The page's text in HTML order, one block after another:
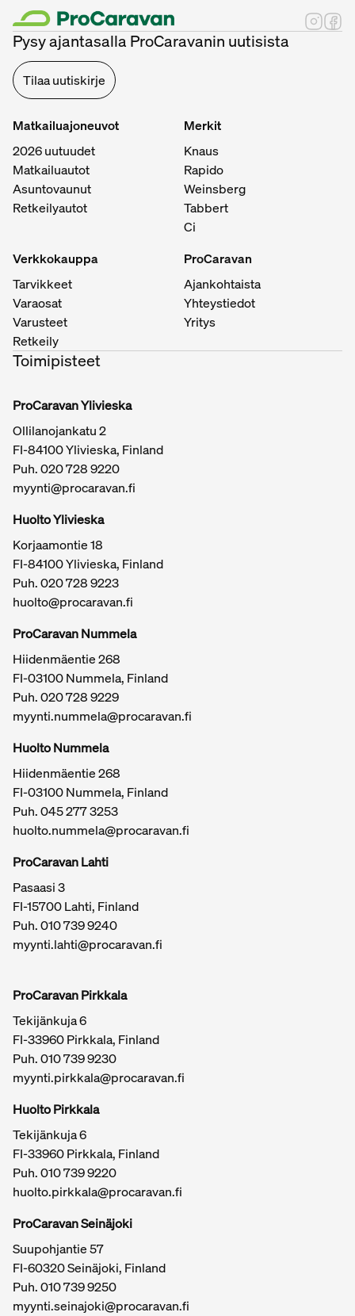
Tärkeitä linkkejä / sivukartta
Pysy ajantasalla ProCaravanin uutisista
Tilaa uutiskirje
Matkailuajoneuvot
2026 uutuudet
Matkailuautot
Asuntovaunut
Retkeilyautot
Merkit
Knaus
Rapido
Weinsberg
Tabbert
Ci
Verkkokauppa
Tarvikkeet
Varaosat
Varusteet
Retkeily
ProCaravan
Ajankohtaista
Yhteystiedot
Yritys
Toimipisteet
ProCaravan Ylivieska
Ollilanojankatu 2
FI-84100 Ylivieska, Finland
Puh.020 728 9220
myynti@procaravan.fi
Huolto Ylivieska
Korjaamontie 18
FI-84100 Ylivieska, Finland
Puh.020 728 9223
huolto@procaravan.fi
ProCaravan Nummela
Hiidenmäentie 268
FI-03100 Nummela, Finland
Puh.020 728 9229
myynti.nummela@procaravan.fi
Huolto Nummela
Hiidenmäentie 268
FI-03100 Nummela, Finland
Puh. 045 277 3253
huolto.nummela@procaravan.fi
ProCaravan Lahti
Pasaasi 3
FI-15700 Lahti, Finland
Puh.010 739 9240
myynti.lahti@procaravan.fi
ProCaravan Pirkkala
Tekijänkuja 6
FI-33960 Pirkkala, Finland
Puh.010 739 9230
myynti.pirkkala@procaravan.fi
Huolto Pirkkala
Tekijänkuja 6
FI-33960 Pirkkala, Finland
Puh.010 739 9220
huolto.pirkkala@procaravan.fi
ProCaravan Seinäjoki
Suupohjantie 57
FI-60320 Seinäjoki, Finland
Puh.010 739 9250
myynti.seinajoki@procaravan.fi